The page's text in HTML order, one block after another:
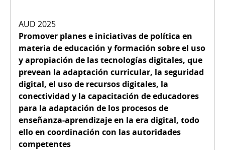
Promover planes e iniciativas de política en
materia de educación y formación sobre el uso
y apropiación de las tecnologías digitales, que
prevean la adaptación curricular, la seguridad
digital, el uso de recursos digitales, la
conectividad y la capacitación de educadores
para la adaptación de los procesos de
enseñanza-aprendizaje en la era digital, todo
ello en coordinación con las autoridades
competentes